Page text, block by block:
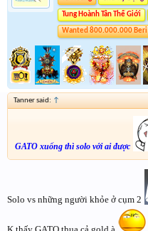
Tung Hoành Tân Thế Giới
Wanted 800.000.000 Beri
Tanner said: ↑
GATO xuống thì solo với ai được
Solo vs những người khỏe ở cụm 2